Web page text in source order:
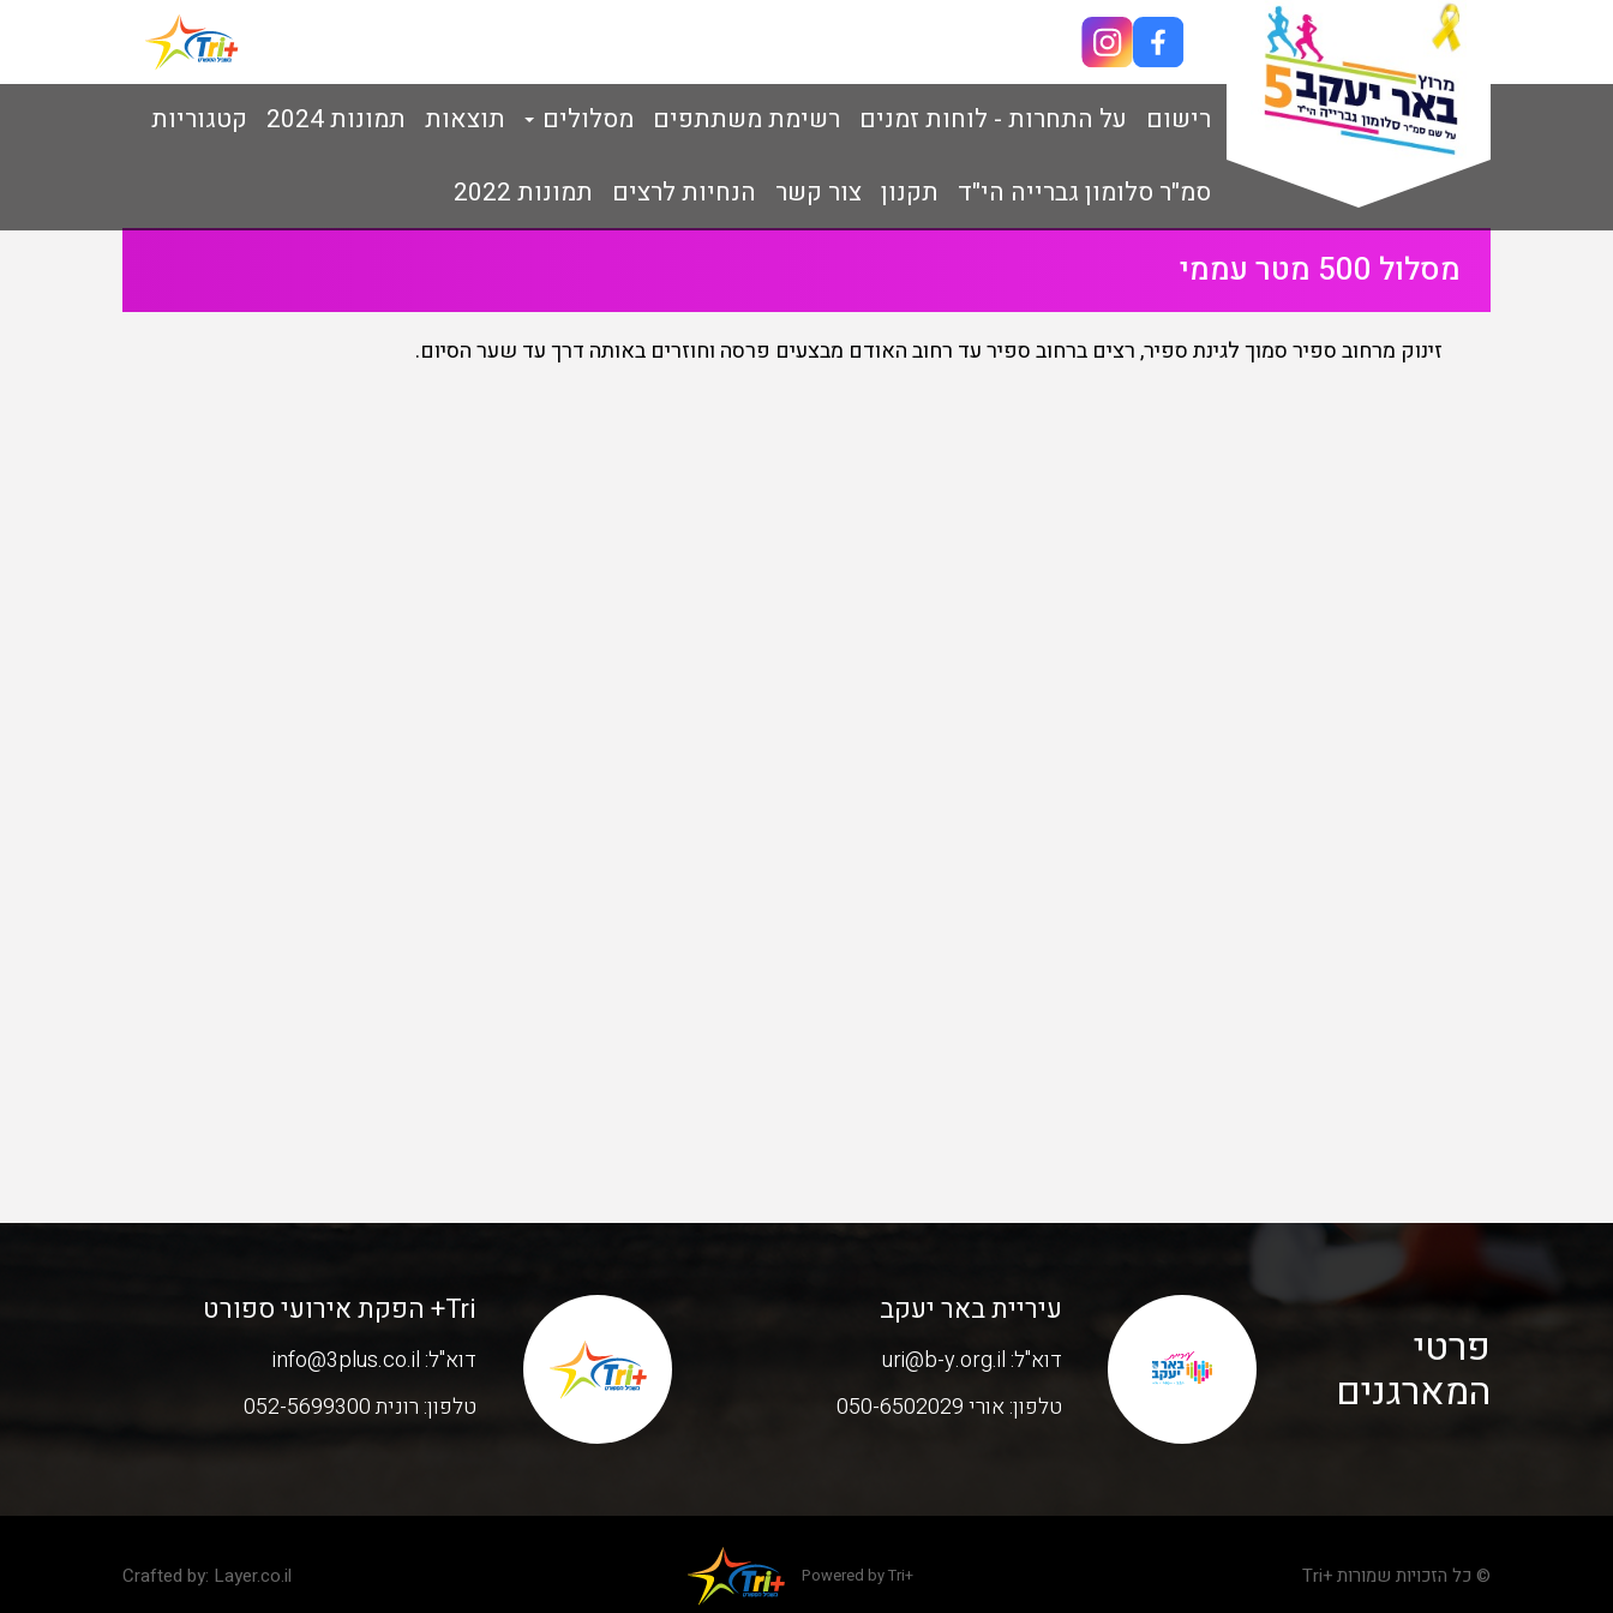
רישום על התחרות - לוחות זמנים רשימת משתתפים מסלולים תוצאות תמונות 2024
קטגוריות
סמ"ר סלומון גברייה הי"ד
תקנון צור קשר הנחיות לרצים תמונות 2022
מסלול 500 מטר עממי
זינוק מרחוב ספיר סמוך לגינת ספיר, רצים ברחוב ספיר עד רחוב האודם מבצעים פרסה וחוזרים באותה דרך עד שער הסיום.
פרטי
המארגנים
עיריית באר יעקב
דוא"ל: uri@b-y.org.il
טלפון:אורי 050-6502029
Tri+ הפקת אירועי ספורט
דוא"ל:info@3plus.co.il
טלפון:רונית 052-5699300
© כל הזכויות שמורות +Tri Powered by Tri+
Crafted by: Layer.co.il